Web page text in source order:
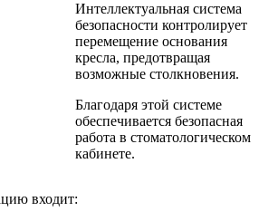
Интеллектуальная система
безопасности контролирует
перемещение основания
кресла, предотвращая
возможные столкновения.
Благодаря этой системе
обеспечивается безопасная
работа в стоматологическом
кабинете.
входит: